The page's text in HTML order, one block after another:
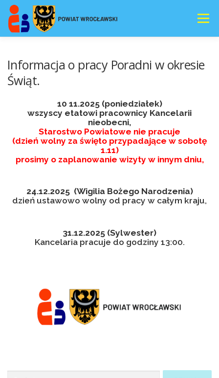
Przejdź
treści
Menu
DORADZTWO AUTYZM
Informacja o pracy Poradni w okresie
Świąt.
10 11.2025 (poniedziałek)
wszyscy etatowi pracownicy Kancelarii
nieobecni,
Starostwo Powiatowe nie pracuje
(dzień wolny za święto przypadające w sobotę
1.11)
prosimy o zaplanowanie wizyty w innym dniu,
24.12.2025 (Wigilia Bożego Narodzenia)
dzień ustawowo wolny od pracy w całym kraju,
31.12.2025 (Sylwester)
Kancelaria pracuje do godziny 13:00.